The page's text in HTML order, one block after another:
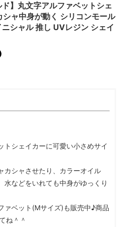
】丸文字アルファベットシェ
ャ中身が動く シリコンモール
シャル 推し UVレジン シェイ
トシェイカーに可愛い小さめサイ
カシャさせたり、カラーオイル
水などをいれても中身がゆっくり
ァベット(Mサイズ)も販売中♪商品
ね＾＾